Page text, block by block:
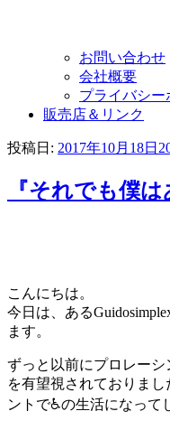
お問い合わせ
会社概要
プライバシー
販売店＆リンク
投稿日: 2017年10月18日
『それでも僕
こんにちは。
今日は、ある
ます。
ずっと以前にプロレー
を有望視されておりま
ントで♿の生活になって